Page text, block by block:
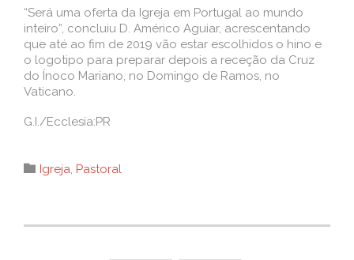
“Será uma oferta da Igreja em Portugal ao mundo
inteiro”, concluiu D. Américo Aguiar, acrescentando
que até ao fim de 2019 vão estar escolhidos o hino e
o logotipo para preparar depois a receção da Cruz
do Ínoco Mariano, no Domingo de Ramos, no
Vaticano.
G.I./Ecclesia:PR
 Category
Igreja, Pastoral